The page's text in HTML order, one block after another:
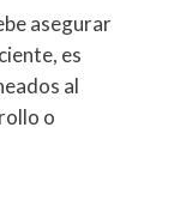
asegurar
es
al
o